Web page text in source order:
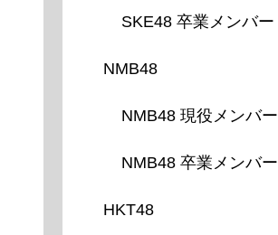
SKE48 卒業メンバー
NMB48
NMB48 現役メンバー
NMB48 卒業メンバー
HKT48